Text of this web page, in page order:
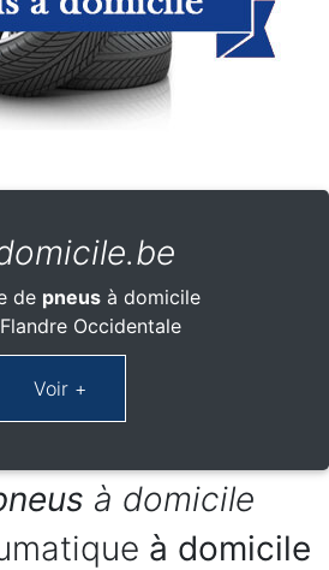
de pneus à domicile
Occidentale
à domicile
à domicile